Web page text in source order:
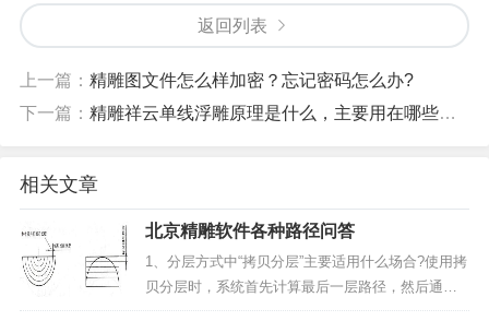
返回列表
上一篇： 精雕图文件怎么样加密？忘记密码怎么办?
下一篇： 精雕祥云单线浮雕原理是什么，主要用在哪些方面？
相关文章
北京精雕软件各种路径问答
1、分层方式中“拷贝分层”主要适用什么场合?使用拷
贝分层时，系统首先计算最后一层路径，然后通过Z
向平移获得其他层的路径。它可以避免锥刀分层加